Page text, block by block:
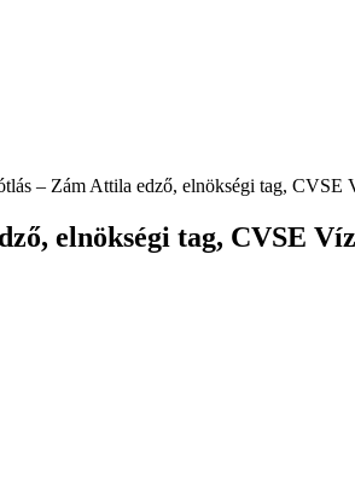
– Zám Attila edző, elnökségi tag, CVSE
elnökségi tag, CVSE